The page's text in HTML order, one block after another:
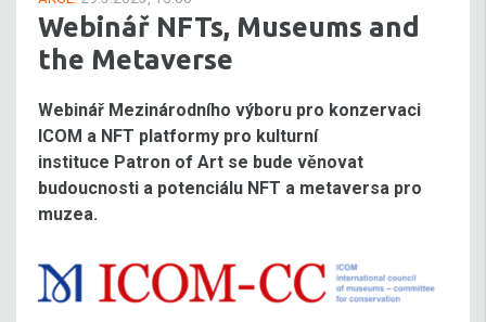
Webinář NFTs, Museums and
the Metaverse
Webinář Mezinárodního výboru pro konzervaci
ICOM a NFT platformy pro kulturní
instituce Patron of Art se bude věnovat
budoucnosti a potenciálu NFT a metaversa pro
muzea.